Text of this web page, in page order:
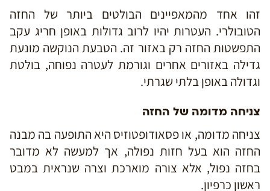
זהו אחד מהמאפיינים הבולטים ביותר של החזה
הטובולרי. העטרות יהיו לרוב גדולות באופן חריג עקב
התפשטות החזה רק באזור זה. הטבעת הנוקשה מונעת
גדילה באזורים אחרים וגורמת לעטרה נפוחה, בולטת
וגדולה באופן בלתי שגרתי.
צניחה מדומה של החזה
צניחה מדומה, או פסאודופטוזיס היא התופעה בה מבנה
החזה הוא בעל חזות נפולה, אך למעשה לא מדובר
בחזה נפול, אלא צורה מוארכת וצרה שנראית במבט
ראשון כרפיון.